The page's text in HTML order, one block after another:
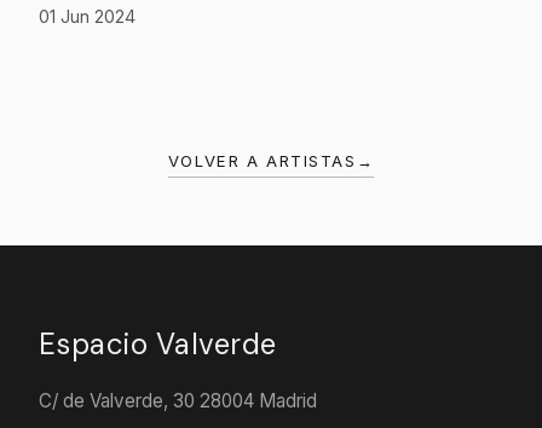
01 Jun 2024
VOLVER A ARTISTAS →
Espacio Valverde
C/ de Valverde, 30 28004 Madrid